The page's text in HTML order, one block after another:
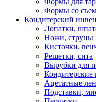
Формы со
Кондитерский
Лопатки,
Ножи, струны
Кисточки,
Решетки, сита
Вырубки для
Ацетатные
Подставки,